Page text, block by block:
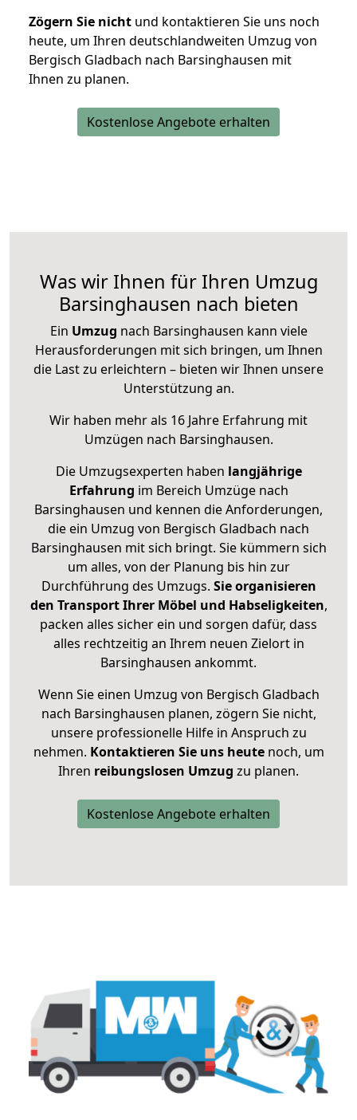
Zögern Sie nicht und kontaktieren Sie uns noch
heute, um Ihren deutschlandweiten Umzug von
Bergisch Gladbach nach Barsinghausen mit
Ihnen zu planen.
Kostenlose Angebote erhalten
Was wir Ihnen für Ihren Umzug
Barsinghausen nach bieten
Ein Umzug nach Barsinghausen kann viele
Herausforderungen mit sich bringen, um Ihnen
die Last zu erleichtern – bieten wir Ihnen unsere
Unterstützung an.
Wir haben mehr als 16 Jahre Erfahrung mit
Umzügen nach Barsinghausen.
Die Umzugsexperten haben langjährige
Erfahrung im Bereich Umzüge nach
Barsinghausen und kennen die Anforderungen,
die ein Umzug von Bergisch Gladbach nach
Barsinghausen mit sich bringt. Sie kümmern sich
um alles, von der Planung bis hin zur
Durchführung des Umzugs. Sie organisieren
den Transport Ihrer Möbel und Habseligkeiten,
packen alles sicher ein und sorgen dafür, dass
alles rechtzeitig an Ihrem neuen Zielort in
Barsinghausen ankommt.
Wenn Sie einen Umzug von Bergisch Gladbach
nach Barsinghausen planen, zögern Sie nicht,
unsere professionelle Hilfe in Anspruch zu
nehmen. Kontaktieren Sie uns heutenoch, um
Ihren reibungslosen Umzug zu planen.
Kostenlose Angebote erhalten